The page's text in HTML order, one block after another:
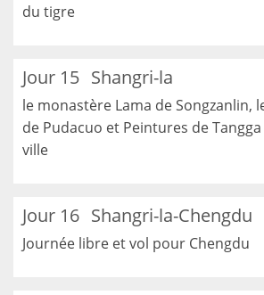
du tigre
Jour 15 Shangri-la
le monastère Lama de Songzanlin,
de Pudacuo et Peintures de
ville
Jour 16 Shangri-la-Chengdu
Journée libre et vol pour Chengdu